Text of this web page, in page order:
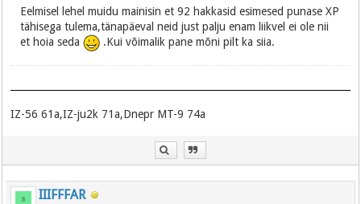
Eelmisel lehel muidu mainisin et 92 hakkasid esimesed punase XP
tähisega tulema,tänapäeval neid just palju enam liikvel ei ole nii
et hoia seda
.Kui võimalik pane mõni pilt ka siia.
IZ-56 61a,IZ-ju2k 71a,Dnepr MT-9 74a
IIIFFFAR